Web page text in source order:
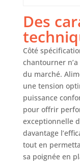
Des
Côté
chantourner
du marché.
une tension
puissance
pour offrir
exceptionnelle
davantage
tout en
sa poignée en